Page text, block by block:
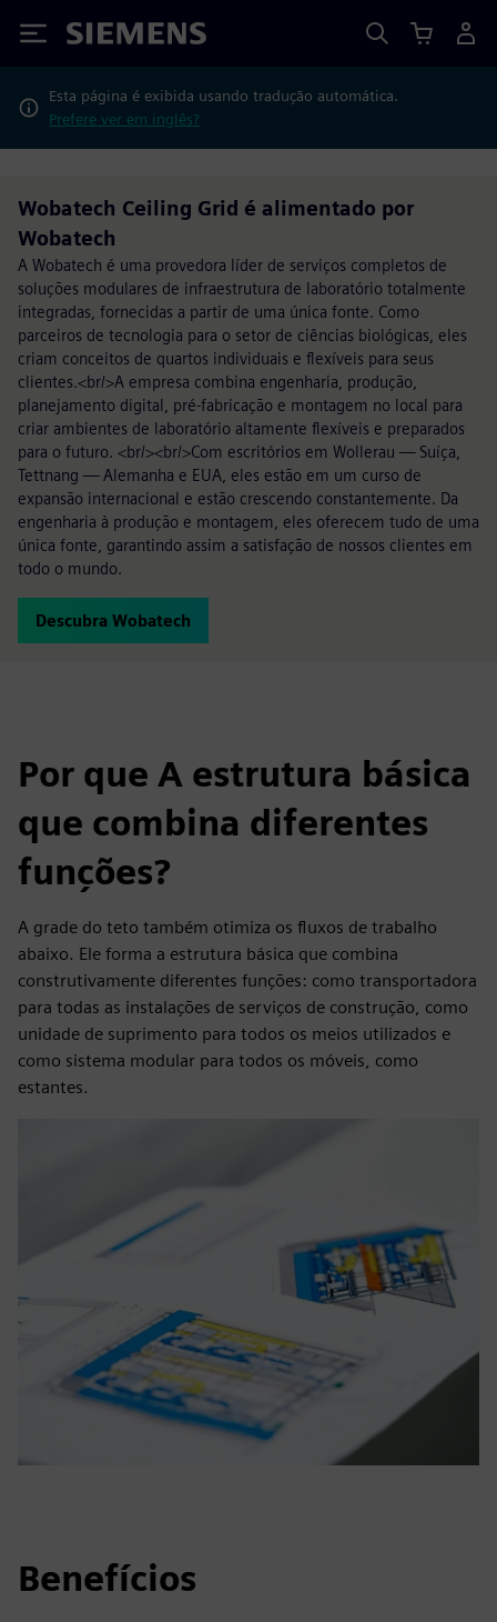
Siemens
Esta página é exibida usando tradução automática.
Prefere ver em inglês?
Wobatech Ceiling Grid é alimentado por
Wobatech
A Wobatech é uma provedora líder de serviços completos de
soluções modulares de infraestrutura de laboratório totalmente
integradas, fornecidas a partir de uma única fonte. Como
parceiros de tecnologia para o setor de ciências biológicas, eles
criam conceitos de quartos individuais e flexíveis para seus
clientes.<br/>A empresa combina engenharia, produção,
planejamento digital, pré-fabricação e montagem no local para
criar ambientes de laboratório altamente flexíveis e preparados
para o futuro. <br/><br/>Com escritórios em Wollerau — Suíça,
Tettnang — Alemanha e EUA, eles estão em um curso de
expansão internacional e estão crescendo constantemente. Da
engenharia à produção e montagem, eles oferecem tudo de uma
única fonte, garantindo assim a satisfação de nossos clientes em
todo o mundo.
Descubra Wobatech
Por que A estrutura básica
que combina diferentes
funções?
A grade do teto também otimiza os fluxos de trabalho
abaixo. Ele forma a estrutura básica que combina
construtivamente diferentes funções: como transportadora
para todas as instalações de serviços de construção, como
unidade de suprimento para todos os meios utilizados e
como sistema modular para todos os móveis, como
estantes.
Benefícios